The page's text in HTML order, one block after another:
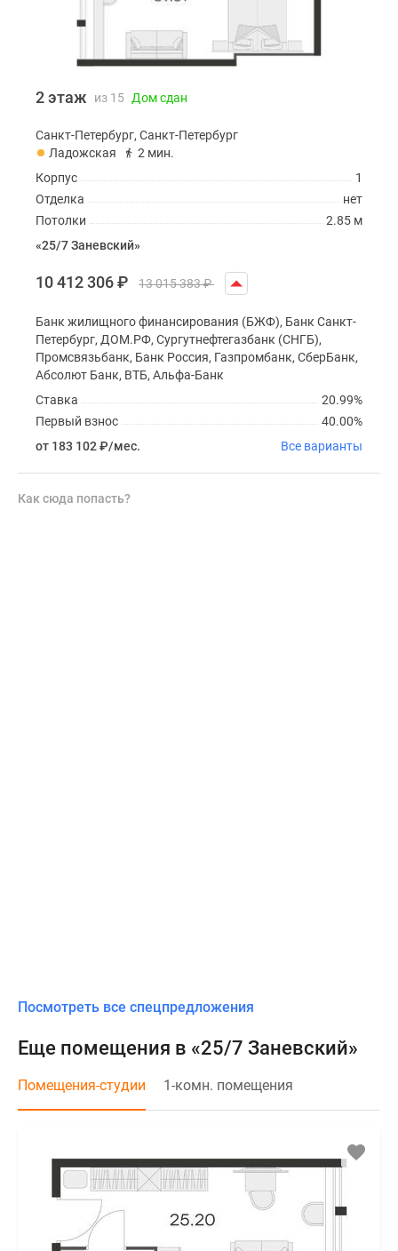
2 этаж из 15 Дом сдан
Санкт-Петербург, Санкт-Петербург
Ладожская
2 мин.
1
Корпус
нет
Отделка
2.85 м
Потолки
«25/7 Заневский»
10 412 306₽ 13 015 383₽
Банк жилищного финансирования (БЖФ), Банк Санкт-
Петербург, ДОМ.РФ, Сургутнефтегазбанк (СНГБ),
Промсвязьбанк, Банк Россия, Газпромбанк, СберБанк,
Абсолют Банк, ВТБ, Альфа-Банк
20.99%
Ставка
40.00%
Первый взнос
от 183 102₽/мес. Все варианты
Как сюда попасть?
Посмотреть все спецпредложения
Еще помещения в «25/7 Заневский»
Помещения-студии 1-комн. помещения